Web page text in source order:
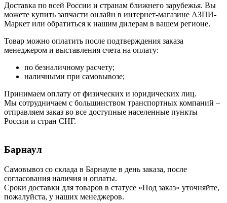
Доставка по всей России и странам ближнего зарубежья. Вы
можете купить запчасти онлайн в интернет-магазине АЗПИ-
Маркет или обратиться к нашим дилерам в вашем регионе.
Товар можно оплатить после подтверждения заказа
менеджером и выставления счета на оплату:
по безналичному расчету;
наличными при самовывозе;
Принимаем оплату от физических и юридических лиц.
Мы сотрудничаем с большинством транспортных компаний –
отправляем заказ во все доступные населенные пункты
России и стран СНГ.
Барнаул
Самовывоз со склада в Барнауле в день заказа, после
согласования наличия и оплаты.
Сроки доставки для товаров в статусе «Под заказ» уточняйте,
пожалуйста, у наших менеджеров.